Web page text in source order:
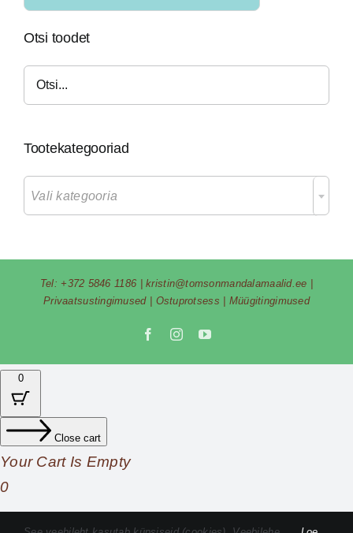
Otsi toodet
Tootekategooriad
Vali kategooria
Tel: +372 5846 1186 |kristin@tomsonmandalamaalid.ee
Privaatsustingimused| Ostuprotsess Müügitingimused
FacebookInstagramYouTube
0
Close cart
Your Cart Is Empty
0
Check out our shop to see what's available